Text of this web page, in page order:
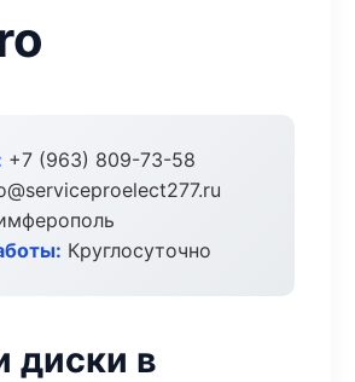
+7 (963) 809-73-58
Круглосуточно
диски в